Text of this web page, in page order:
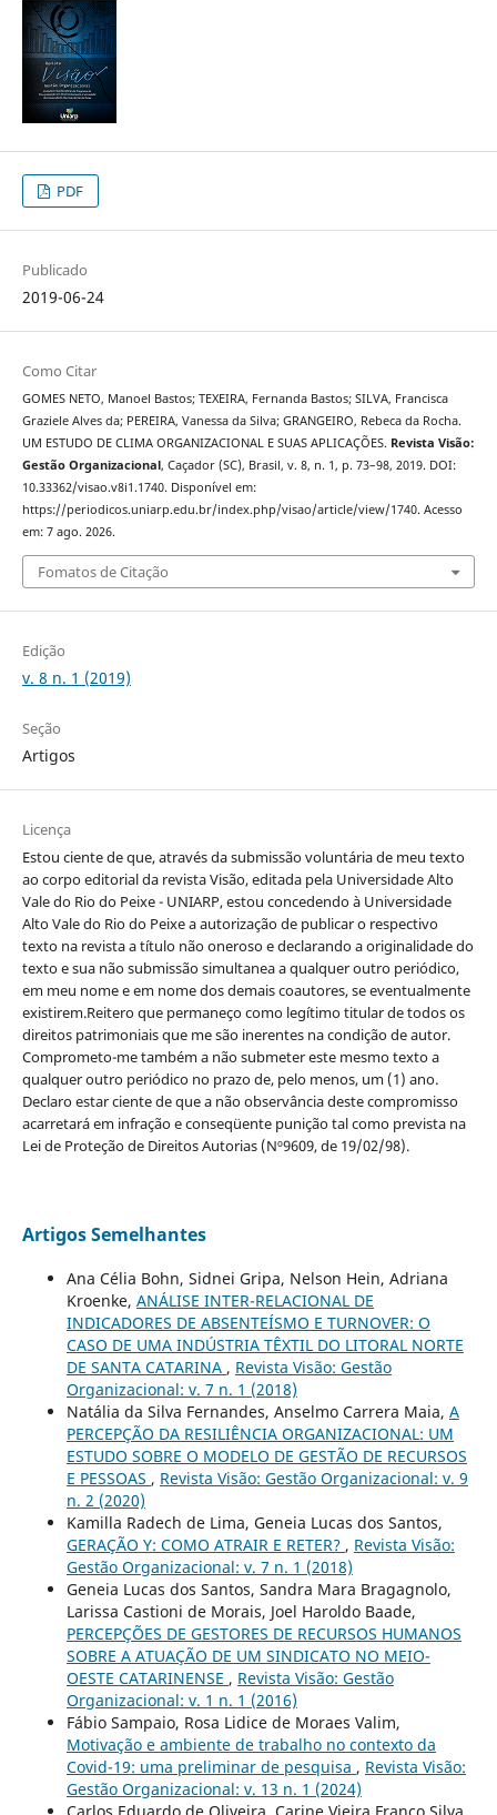
PDF
Publicado
2019-06-24
Como Citar
GOMES NETO, Manoel Bastos; TEXEIRA, Fernanda Bastos; SILVA, Francisca
Graziele Alves da; PEREIRA, Vanessa da Silva; GRANGEIRO, Rebeca da Rocha.
UM ESTUDO DE CLIMA ORGANIZACIONAL E SUAS APLICAÇÕES. Revista Visão:
Gestão Organizacional, Caçador (SC), Brasil, v. 8, n. 1, p. 73–98, 2019. DOI:
10.33362/visao.v8i1.1740. Disponível em:
https://periodicos.uniarp.edu.br/index.php/visao/article/view/1740. Acesso
em: 7 ago. 2026.
Fomatos de Citação
Edição
v. 8 n. 1 (2019)
Seção
Artigos
Licença
Estou ciente de que, através da submissão voluntária de meu texto
ao corpo editorial da revista Visão, editada pela Universidade Alto
Vale do Rio do Peixe - UNIARP, estou concedendo à Universidade
Alto Vale do Rio do Peixe a autorização de publicar o respectivo
texto na revista a título não oneroso e declarando a originalidade do
texto e sua não submissão simultanea a qualquer outro periódico,
em meu nome e em nome dos demais coautores, se eventualmente
existirem.Reitero que permaneço como legítimo titular de todos os
direitos patrimoniais que me são inerentes na condição de autor.
Comprometo-me também a não submeter este mesmo texto a
qualquer outro periódico no prazo de, pelo menos, um (1) ano.
Declaro estar ciente de que a não observância deste compromisso
acarretará em infração e conseqüente punição tal como prevista na
Lei de Proteção de Direitos Autorias (Nº9609, de 19/02/98).
Artigos Semelhantes
Ana Célia Bohn, Sidnei Gripa, Nelson Hein, Adriana
Kroenke, ANÁLISE INTER-RELACIONAL DE
INDICADORES DE ABSENTEÍSMO E TURNOVER: O
CASO DE UMA INDÚSTRIA TÊXTIL DO LITORAL NORTE
DE SANTA CATARINA , Revista Visão: Gestão
Organizacional: v. 7 n. 1 (2018)
Natália da Silva Fernandes, Anselmo Carrera Maia, A
PERCEPÇÃO DA RESILIÊNCIA ORGANIZACIONAL: UM
ESTUDO SOBRE O MODELO DE GESTÃO DE RECURSOS
E PESSOAS , Revista Visão: Gestão Organizacional: v. 9
n. 2 (2020)
Kamilla Radech de Lima, Geneia Lucas dos Santos,
GERAÇÃO Y: COMO ATRAIR E RETER? , Revista Visão:
Gestão Organizacional: v. 7 n. 1 (2018)
Geneia Lucas dos Santos, Sandra Mara Bragagnolo,
Larissa Castioni de Morais, Joel Haroldo Baade,
PERCEPÇÕES DE GESTORES DE RECURSOS HUMANOS
SOBRE A ATUAÇÃO DE UM SINDICATO NO MEIO-
OESTE CATARINENSE , Revista Visão: Gestão
Organizacional: v. 1 n. 1 (2016)
Fábio Sampaio, Rosa Lidice de Moraes Valim,
Motivação e ambiente de trabalho no contexto da
Covid-19: uma preliminar de pesquisa , Revista Visão:
Gestão Organizacional: v. 13 n. 1 (2024)
Carlos Eduardo de Oliveira, Carine Vieira Franco Silva,